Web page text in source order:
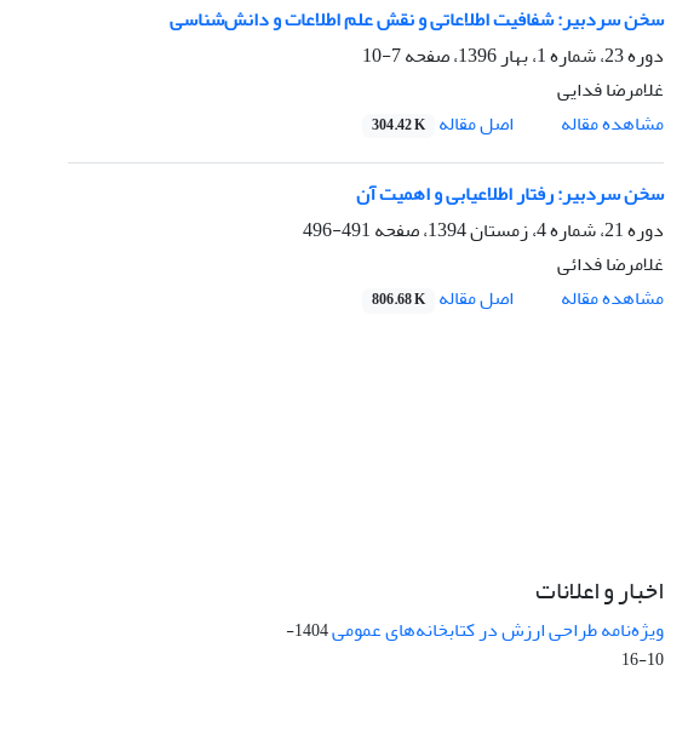
سخن سردبیر: شفافیت اطلاعاتی و نقش علم اطلاعات و دانش‌شناسی
دوره 23، شماره 1، بهار 1396، صفحه
7-10
غلامرضا فدایی
مشاهده مقاله
اصل مقاله 304.42 K
سخن سردبیر: رفتار اطلاع‎یابی و اهمیت آن
دوره 21، شماره 4، زمستان 1394، صفحه
491-496
غلامرضا فدائی
مشاهده مقاله
اصل مقاله 806.68 K
اخبار و اعلانات
ویژه‌نامه طراحی ارزش در کتابخانه‌های عمومی
1404-
10-16